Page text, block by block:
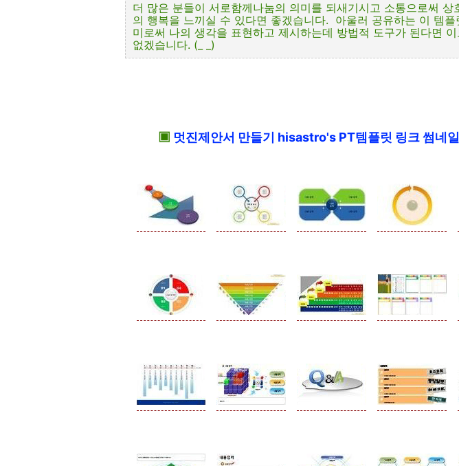
더 많은 분들이 서로함께나눔의 의미를 되새기시고 소통으로써 상
의 행복을 느끼실 수 있다면 좋겠습니다. 아울러 공유하는 이 템플
미로써 나의 생각을 표현하고 제시하는데 방법적 도구가 된다면
없겠습니다. (_ _)
▣ 멋진제안서 만들기 hisastro's PT템플릿 링크 썸네